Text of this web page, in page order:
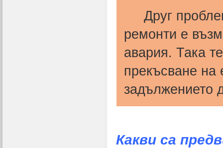
Друг
ремонти е
авария. Така
прекъсване на
задължението
Какви са